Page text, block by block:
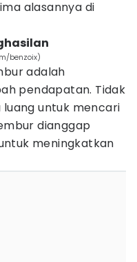
alasannya di
benzoix)
adalah
pendapatan. Tidak
untuk mencari
dianggap
meningkatkan